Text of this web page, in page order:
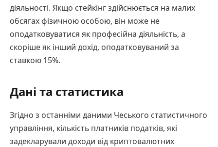
діяльності. Якщо стейкінг здійснюється на малих
обсягах фізичною особою, він може не
оподатковуватися як професійна діяльність, а
скоріше як інший дохід, оподатковуваний за
ставкою 15%.
Дані та статистика
Згідно з останніми даними Чеського статистичного
управління, кількість платників податків, які
задекларували доходи від криптовалютних